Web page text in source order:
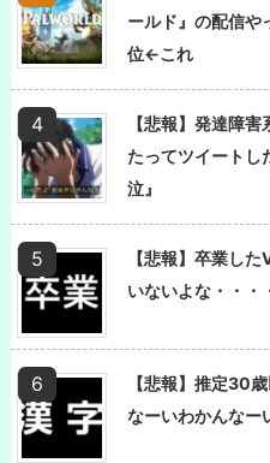
ールド』の配信
位←これ
【悲報】発達障
たってツイートし
泣』
【悲報】卒業し
いないよな・・・
【悲報】推定30
なーいわかんなー